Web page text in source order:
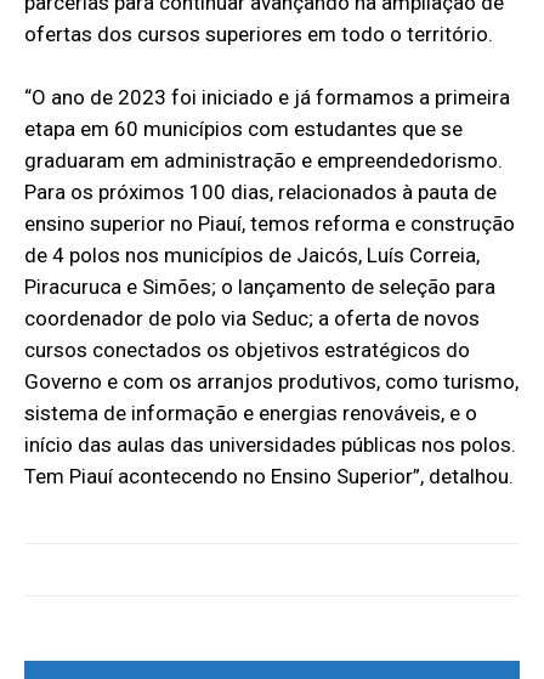
ofertas dos cursos superiores em todo o território.
“O ano de 2023 foi iniciado e já formamos a primeira
etapa em 60 municípios com estudantes que se
graduaram em administração e empreendedorismo.
Para os próximos 100 dias, relacionados à pauta de
ensino superior no Piauí, temos reforma e construção
de 4 polos nos municípios de Jaicós, Luís Correia,
Piracuruca e Simões; o lançamento de seleção para
coordenador de polo via Seduc; a oferta de novos
cursos conectados os objetivos estratégicos do
Governo e com os arranjos produtivos, como turismo,
sistema de informação e energias renováveis, e o
início das aulas das universidades públicas nos polos.
Tem Piauí acontecendo no Ensino Superior”, detalhou.